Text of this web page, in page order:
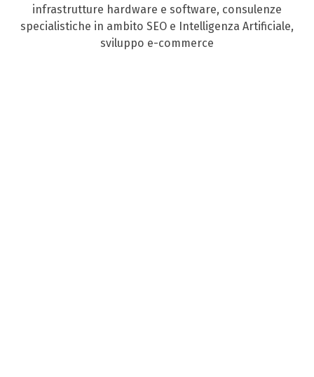
infrastrutture hardware e software, consulenze
specialistiche in ambito SEO e Intelligenza Artificiale,
sviluppo e-commerce